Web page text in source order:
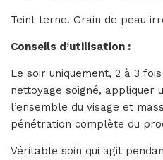
Teint terne. Grain de peau
Conseils d’utilisation :
Le soir uniquement, 2 à 3
nettoyage soigné, appliquer
l’ensemble du visage et
pénétration complète du
Véritable soin qui agit